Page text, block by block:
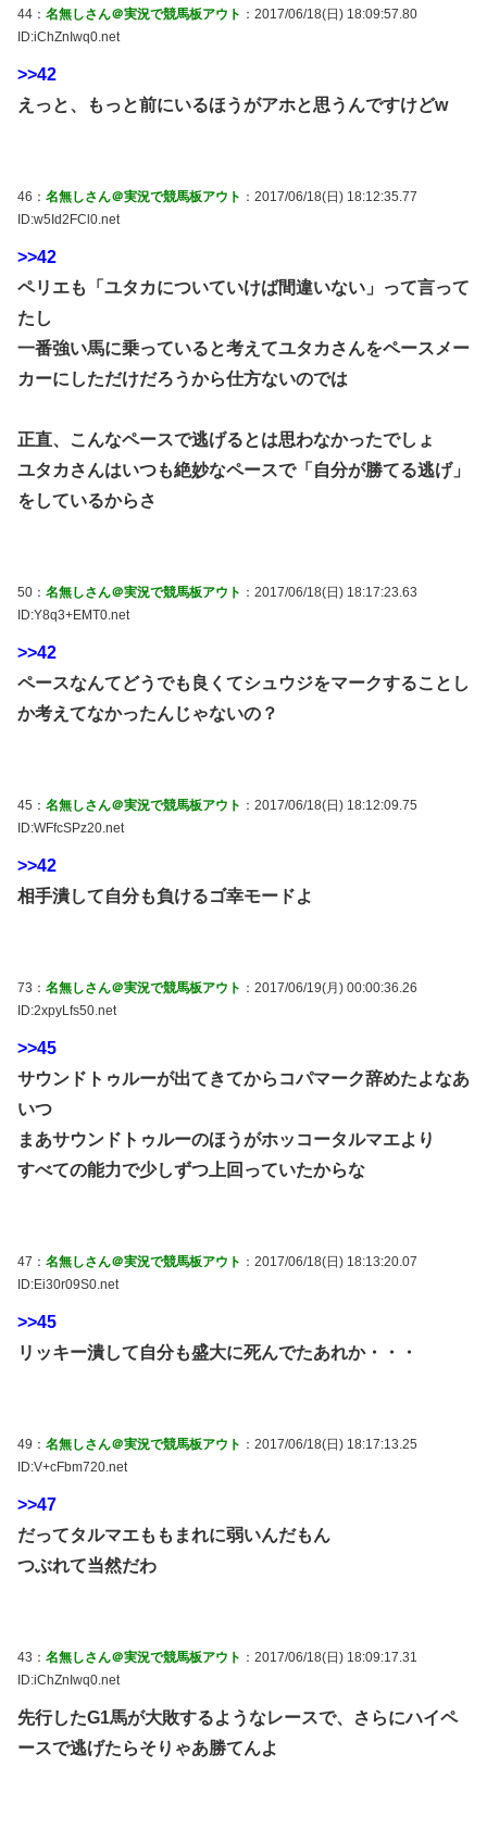
44： 名無しさん＠実況で競馬板アウト ：2017/06/18(日) 18:09:57.80
ID:iChZnIwq0.net
>>42
えっと、もっと前にいるほうがアホと思うんですけどw
46： 名無しさん＠実況で競馬板アウト ：2017/06/18(日) 18:12:35.77
ID:w5Id2FCl0.net
>>42
ペリエも「ユタカについていけば間違いない」って言って
たし
一番強い馬に乗っていると考えてユタカさんをペースメー
カーにしただけだろうから仕方ないのでは
正直、こんなペースで逃げるとは思わなかったでしょ
ユタカさんはいつも絶妙なペースで「自分が勝てる逃げ」
をしているからさ
50： 名無しさん＠実況で競馬板アウト ：2017/06/18(日) 18:17:23.63
ID:Y8q3+EMT0.net
>>42
ペースなんてどうでも良くてシュウジをマークすることし
か考えてなかったんじゃないの？
45： 名無しさん＠実況で競馬板アウト ：2017/06/18(日) 18:12:09.75
ID:WFfcSPz20.net
>>42
相手潰して自分も負けるゴ幸モードよ
73： 名無しさん＠実況で競馬板アウト ：2017/06/19(月) 00:00:36.26
ID:2xpyLfs50.net
>>45
サウンドトゥルーが出てきてからコパマーク辞めたよなあ
いつ
まあサウンドトゥルーのほうがホッコータルマエより
すべての能力で少しずつ上回っていたからな
47： 名無しさん＠実況で競馬板アウト ：2017/06/18(日) 18:13:20.07
ID:Ei30r09S0.net
>>45
リッキー潰して自分も盛大に死んでたあれか・・・
49： 名無しさん＠実況で競馬板アウト ：2017/06/18(日) 18:17:13.25
ID:V+cFbm720.net
>>47
だってタルマエももまれに弱いんだもん
つぶれて当然だわ
43： 名無しさん＠実況で競馬板アウト ：2017/06/18(日) 18:09:17.31
ID:iChZnIwq0.net
先行したG1馬が大敗するようなレースで、さらにハイペ
ースで逃げたらそりゃあ勝てんよ